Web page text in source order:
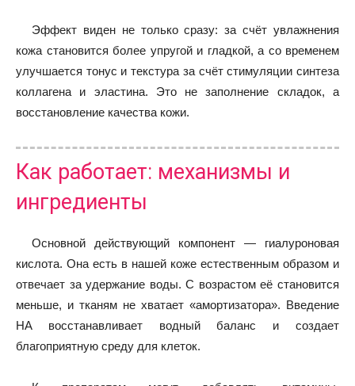
Эффект виден не только сразу: за счёт увлажнения
кожа становится более упругой и гладкой, а со временем
улучшается тонус и текстура за счёт стимуляции синтеза
коллагена и эластина. Это не заполнение складок, а
восстановление качества кожи.
Как работает: механизмы и
ингредиенты
Основной действующий компонент — гиалуроновая
кислота. Она есть в нашей коже естественным образом и
отвечает за удержание воды. С возрастом её становится
меньше, и тканям не хватает «амортизатора». Введение
HA восстанавливает водный баланс и создает
благоприятную среду для клеток.